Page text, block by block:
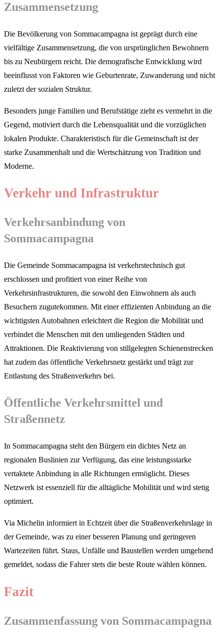
Zusammensetzung
Die Bevölkerung von Sommacampagna ist geprägt durch eine
vielfältige Zusammensetzung, die von ursprünglichen Bewohnern
bis zu Neubürgern reicht. Die demografische Entwicklung wird
beeinflusst von Faktoren wie Geburtenrate, Zuwanderung und nicht
zuletzt der sozialen Struktur.
Besonders junge Familien und Berufstätige zieht es vermehrt in die
Gegend, motiviert durch die Lebensqualität und die vorzüglichen
lokalen Produkte. Charakteristisch für die Gemeinschaft ist der
starke Zusammenhalt und die Wertschätzung von Tradition und
Moderne.
Verkehr und Infrastruktur
Verkehrsanbindung von
Sommacampagna
Die Gemeinde Sommacampagna ist verkehrstechnisch gut
erschlossen und profitiert von einer Reihe von
Verkehrsinfrastrukturen, die sowohl den Einwohnern als auch
Besuchern zugutekommen. Mit einer effizienten Anbindung an die
wichtigsten Autobahnen erleichtert die Region die Mobilität und
verbindet die Menschen mit den umliegenden Städten und
Attraktionen. Die Reaktivierung von stillgelegten Schienenstrecken
hat zudem das öffentliche Verkehrsnetz gestärkt und trägt zur
Entlastung des Straßenverkehrs bei.
Öffentliche Verkehrsmittel und
Straßennetz
In Sommacampagna steht den Bürgern ein dichtes Netz an
regionalen Buslinien zur Verfügung, das eine leistungsstarke
vertaktete Anbindung in alle Richtungen ermöglicht. Dieses
Netzwerk ist essenziell für die alltägliche Mobilität und wird stetig
optimiert.
Via Michelin informiert in Echtzeit über die Straßenverkehrslage in
der Gemeinde, was zu einer besseren Planung und geringeren
Wartezeiten führt. Staus, Unfälle und Baustellen werden umgehend
gemeldet, sodass die Fahrer stets die beste Route wählen können.
Fazit
Zusammenfassung von Sommacampagna